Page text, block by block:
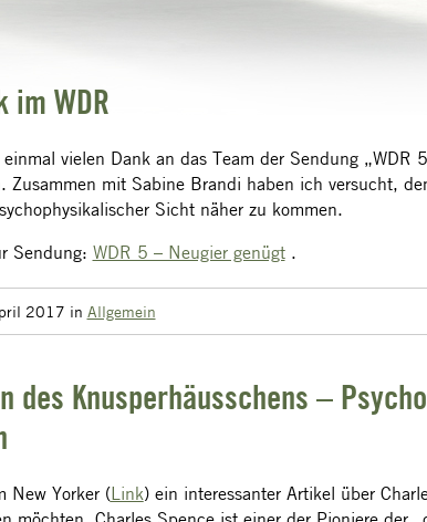
im WDR
vielen Dank an das Team der Sendung „WDR
Zusammen mit Sabine Brandi haben ich versucht,
Sicht näher zu kommen.
Sendung: WDR 5 – Neugier genügt.
2017 in Allgemein
des Knusperhäusschens –
New Yorker (Link) ein interessanter Artikel über